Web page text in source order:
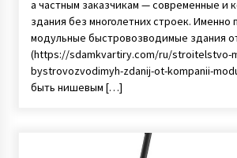
а частным заказчикам — современные и
здания без многолетних строек. Именно
модульные быстровозводимые здания
(https://sdamkvartiry.com/ru/stroitelstvo-
bystrovozvodimyh-zdanij-ot-kompanii-
быть нишевым […]